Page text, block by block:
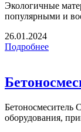
Экологичные
популярными и
26.01.2024
Подробнее
Бетоносмеситель
оборудования,